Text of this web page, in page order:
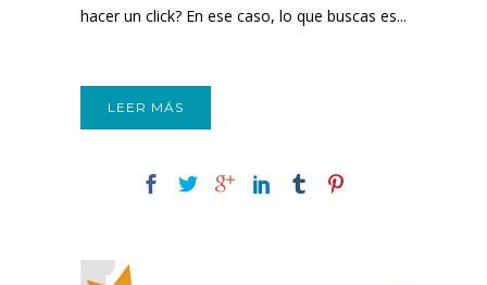
hacer un click? En ese caso, lo que buscas es...
LEER MÁS